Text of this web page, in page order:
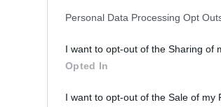
Personal Data Processing Opt
I want to opt-out of the Sharing of
Opted In
I want to opt-out of the Sale of my